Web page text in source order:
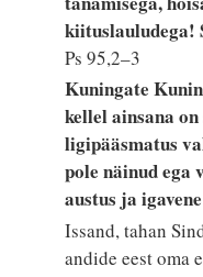
kiituslauludega!
Ps 95,2–3
Kuningate
kellel ainsana
ligipääsmatus
pole näinud ega
austus ja
Issand, tahan
andide eest oma